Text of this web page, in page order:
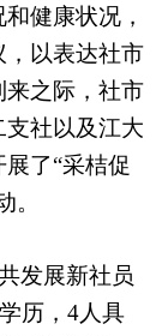
健康状况，
以表达社市
之际，社市
社以及江大
了“采桔促
。
发展新社员
历， 4人具